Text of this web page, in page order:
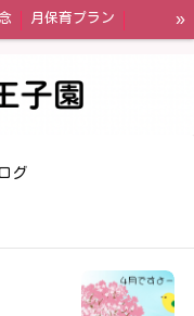
月保育プラン
お問い合わせ
»
グ